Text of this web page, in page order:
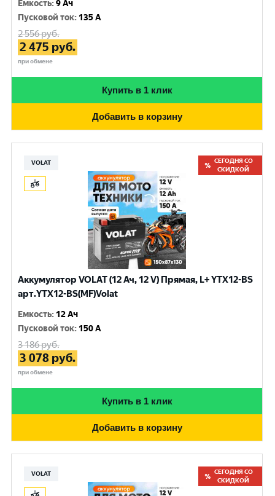
Емкость:9 Ач
Пусковой ток: 135 A
2 556руб.
2 475 руб.
при обмене
Купить в 1 клик
Добавить в корзину
VOLAT
СЕГОДНЯ СО
СКИДКОЙ
Аккумулятор VOLAT (12 Ач, 12 V) Прямая, L+ YTX12-BS
арт.YTX12-BS(MF)Volat
Емкость: 12 Ач
Пусковой ток: 150 A
3 186руб.
3 078 руб.
при обмене
Купить в 1 клик
Добавить в корзину
VOLAT
СЕГОДНЯ СО
СКИДКОЙ